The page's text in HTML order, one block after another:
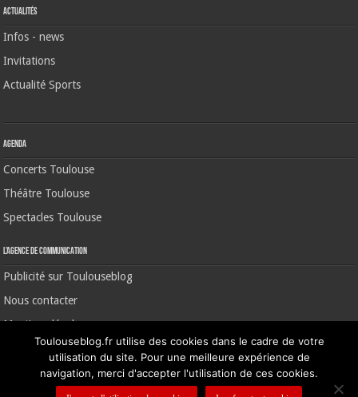
Actualités
Infos - news
Invitations
Actualité Sports
Agenda
Concerts Toulouse
Théâtre Toulouse
Spectacles Toulouse
L’agence de communication
Publicité sur Toulouseblog
Nous contacter
Mentions légales
©2006-2026 Toulouse Blog | CNIL N° 1391640
Toulouseblog.fr utilise des cookies dans le cadre de votre
utilisation du site. Pour une meilleure expérience de
navigation, merci d'accepter l'utilisation de ces cookies.